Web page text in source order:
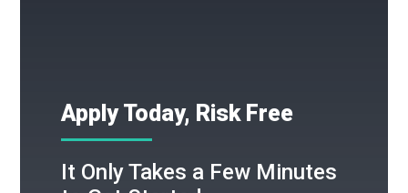
Apply Today, Risk Free
It Only Takes a Few Minutes